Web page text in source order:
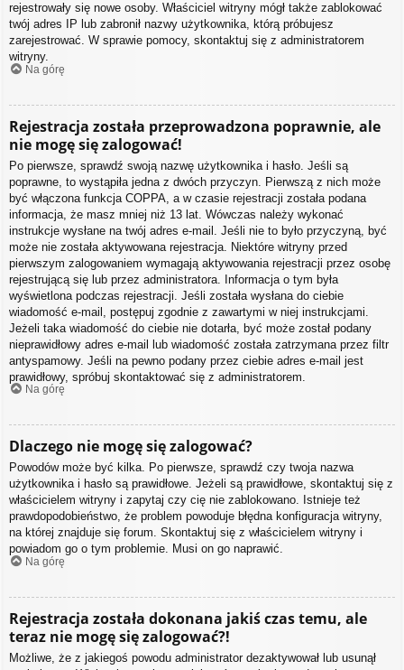
rejestrowały się nowe osoby. Właściciel witryny mógł także zablokować
twój adres IP lub zabronił nazwy użytkownika, którą próbujesz
zarejestrować. W sprawie pomocy, skontaktuj się z administratorem
witryny.
Na górę
Rejestracja została przeprowadzona poprawnie, ale
nie mogę się zalogować!
Po pierwsze, sprawdź swoją nazwę użytkownika i hasło. Jeśli są
poprawne, to wystąpiła jedna z dwóch przyczyn. Pierwszą z nich może
być włączona funkcja COPPA, a w czasie rejestracji została podana
informacja, że masz mniej niż 13 lat. Wówczas należy wykonać
instrukcje wysłane na twój adres e-mail. Jeśli nie to było przyczyną, być
może nie została aktywowana rejestracja. Niektóre witryny przed
pierwszym zalogowaniem wymagają aktywowania rejestracji przez osobę
rejestrującą się lub przez administratora. Informacja o tym była
wyświetlona podczas rejestracji. Jeśli została wysłana do ciebie
wiadomość e-mail, postępuj zgodnie z zawartymi w niej instrukcjami.
Jeżeli taka wiadomość do ciebie nie dotarła, być może został podany
nieprawidłowy adres e-mail lub wiadomość została zatrzymana przez filtr
antyspamowy. Jeśli na pewno podany przez ciebie adres e-mail jest
prawidłowy, spróbuj skontaktować się z administratorem.
Na górę
Dlaczego nie mogę się zalogować?
Powodów może być kilka. Po pierwsze, sprawdź czy twoja nazwa
użytkownika i hasło są prawidłowe. Jeżeli są prawidłowe, skontaktuj się z
właścicielem witryny i zapytaj czy cię nie zablokowano. Istnieje też
prawdopodobieństwo, że problem powoduje błędna konfiguracja witryny,
na której znajduje się forum. Skontaktuj się z właścicielem witryny i
powiadom go o tym problemie. Musi on go naprawić.
Na górę
Rejestracja została dokonana jakiś czas temu, ale
teraz nie mogę się zalogować?!
Możliwe, że z jakiegoś powodu administrator dezaktywował lub usunął